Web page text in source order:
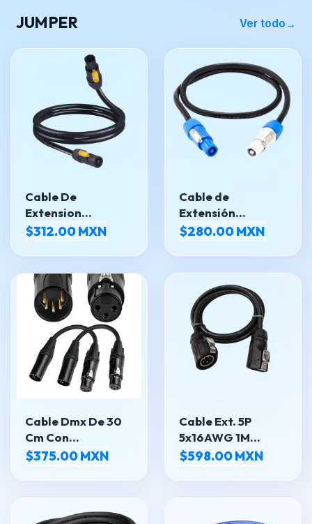
JUMPER Ver todo
Cable De
Extension
Powercon
$312.00 MXN
Cable de
Extensión
PowerCON de 1
Profesional
$280.00 MXN
Cable Dmx De 30
Cm Con
Conectores Xlr 3 Y
$375.00 MXN
Cable Ext. 5P
5x16AWG 1M
p/Pista RC
$598.00 MXN